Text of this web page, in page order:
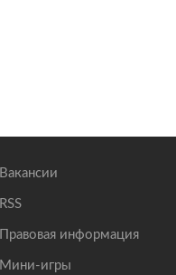
Вакансии
RSS
Правовая информация
Мини-игры